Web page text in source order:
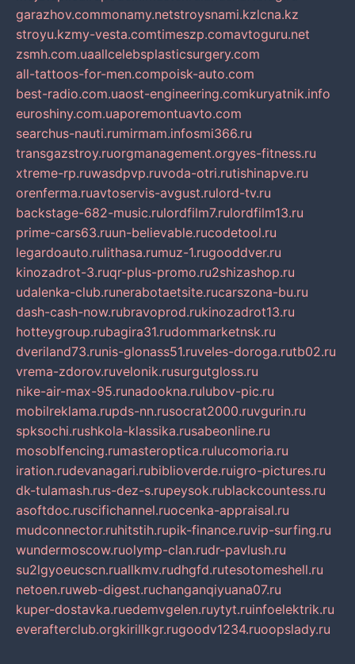
garazhov.commonamy.netstroysnami.kzlcna.kz
stroyu.kzmy-vesta.comtimeszp.comavtoguru.net
zsmh.com.uaallcelebsplasticsurgery.com
all-tattoos-for-men.compoisk-auto.com
best-radio.com.uaost-engineering.comkuryatnik.info
euroshiny.com.uaporemontuavto.com
searchus-nauti.rumirmam.infosmi366.ru
transgazstroy.ruorgmanagement.orgyes-fitness.ru
xtreme-rp.ruwasdpvp.ruvoda-otri.rutishinapve.ru
orenferma.ruavtoservis-avgust.rulord-tv.ru
backstage-682-music.rulordfilm7.rulordfilm13.ru
prime-cars63.ruun-believable.rucodetool.ru
legardoauto.rulithasa.rumuz-1.rugooddver.ru
kinozadrot-3.ruqr-plus-promo.ru2shizashop.ru
udalenka-club.runerabotaetsite.rucarszona-bu.ru
dash-cash-now.rubravoprod.rukinozadrot13.ru
hotteygroup.rubagira31.rudommarketnsk.ru
dveriland73.runis-glonass51.ruveles-doroga.rutb02.ru
vrema-zdorov.ruvelonik.rusurgutgloss.ru
nike-air-max-95.runadookna.rulubov-pic.ru
mobilreklama.rupds-nn.rusocrat2000.ruvgurin.ru
spksochi.rushkola-klassika.rusabeonline.ru
mosoblfencing.rumasteroptica.rulucomoria.ru
iration.rudevanagari.rubiblioverde.ruigro-pictures.ru
dk-tulamash.rus-dez-s.rupeysok.rublackcountess.ru
asoftdoc.ruscifichannel.ruocenka-appraisal.ru
mudconnector.ruhitstih.rupik-finance.ruvip-surfing.ru
wundermoscow.ruolymp-clan.rudr-pavlush.ru
su2lgyoeucscn.ruallkmv.rudhgfd.rutesotomeshell.ru
netoen.ruweb-digest.ruchanganqiyuana07.ru
kuper-dostavka.ruedemvgelen.ruytyt.ruinfoelektrik.ru
everafterclub.orgkirillkgr.rugoodv1234.ruoopslady.ru